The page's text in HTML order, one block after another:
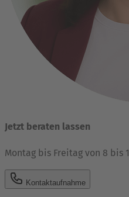
Jetzt beraten lassen
Montag bis Freitag von 8 bis
Kontaktaufnahme